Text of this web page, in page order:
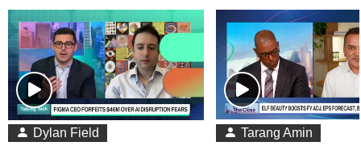
Dylan Field
Tarang Amin